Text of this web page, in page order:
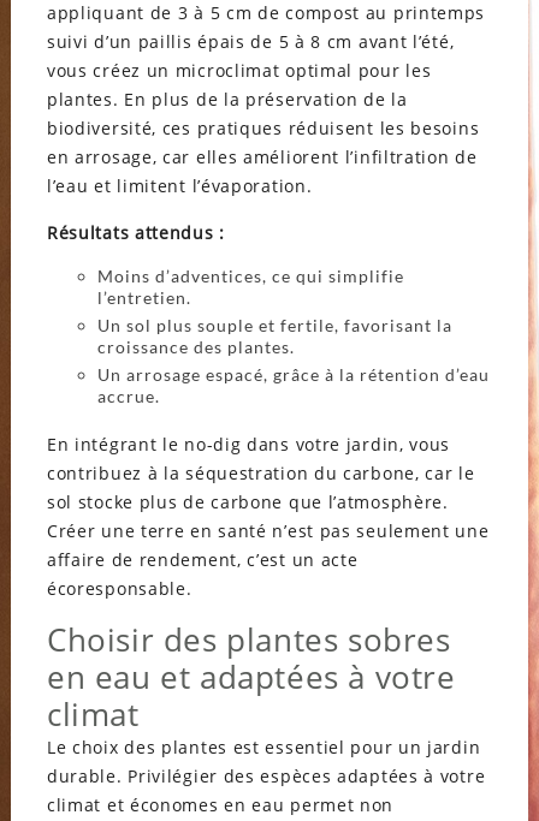
appliquant de 3 à 5 cm de compost au printemps
suivi d’un paillis épais de 5 à 8 cm avant l’été,
vous créez un microclimat optimal pour les
plantes. En plus de la préservation de la
biodiversité, ces pratiques réduisent les besoins
en arrosage, car elles améliorent l’infiltration de
l’eau et limitent l’évaporation.
Résultats attendus :
Moins d’adventices, ce qui simplifie
l’entretien.
Un sol plus souple et fertile, favorisant la
croissance des plantes.
Un arrosage espacé, grâce à la rétention d’eau
accrue.
En intégrant le no-dig dans votre jardin, vous
contribuez à la séquestration du carbone, car le
sol stocke plus de carbone que l’atmosphère.
Créer une terre en santé n’est pas seulement une
affaire de rendement, c’est un acte
écoresponsable.
Choisir des plantes sobres
en eau et adaptées à votre
climat
Le choix des plantes est essentiel pour un jardin
durable. Privilégier des espèces adaptées à votre
climat et économes en eau permet non